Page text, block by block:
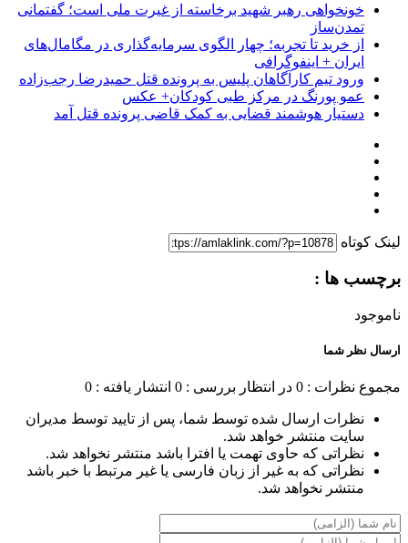
خونخواهی رهبر شهید برخاسته از غیرت ملی است؛ گفتمانی
تمدن‌ساز
از خرید تا تجربه؛ چهار الگوی سرمایه‌گذاری در مگامال‌های
ایران + اینفوگرافی
ورود تیم کارآگاهان پلیس به پرونده قتل حمیدرضا رجب‌زاده
عمو پورنگ در مرکز طبی کودکان+ عکس
دستیار هوشمند قضایی به کمک قاضی پرونده قتل آمد
لینک کوتاه
برچسب ها :
ناموجود
ارسال نظر شما
مجموع نظرات : 0 در انتظار بررسی : 0 انتشار یافته : 0
نظرات ارسال شده توسط شما، پس از تایید توسط مدیران
سایت منتشر خواهد شد.
نظراتی که حاوی تهمت یا افترا باشد منتشر نخواهد شد.
نظراتی که به غیر از زبان فارسی یا غیر مرتبط با خبر باشد
منتشر نخواهد شد.